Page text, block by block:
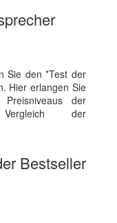
Sie den *Test der
Hier erlangen Sie
der
der
Bestseller